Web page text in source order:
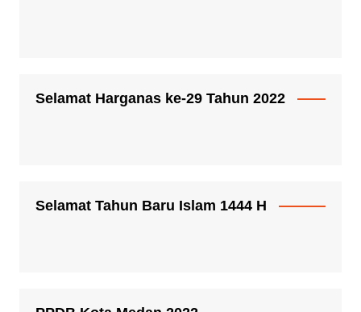
Selamat Harganas ke-29 Tahun 2022
Selamat Tahun Baru Islam 1444 H